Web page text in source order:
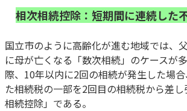
相次相続控除：短期間に連続した
国立市のように高齢化が進む地域では、
に母が亡くなる「数次相続」のケースが
際、10年以内に2回の相続が発生した場
た相続税の一部を2回目の相続税から差
相続控除」である。